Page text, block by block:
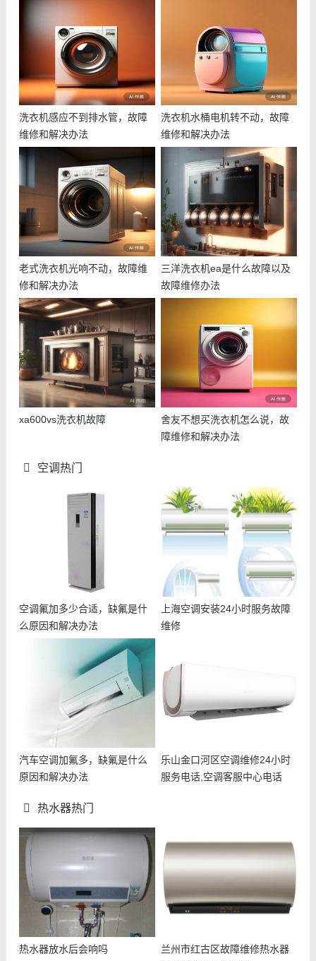
洗衣机感应不到排水管，故障
维修和解决办法
洗衣机水桶电机转不动，故障
维修和解决办法
老式洗衣机光响不动，故障维
修和解决办法
三洋洗衣机ea是什么故障以及
故障维修办法
xa600vs洗衣机故障
舍友不想买洗衣机怎么说，故
障维修和解决办法
空调热门
空调氟加多少合适，缺氟是什
么原因和解决办法
上海空调安装24小时服务故障
维修
汽车空调加氟多，缺氟是什么
原因和解决办法
乐山金口河区空调维修24小时
服务电话,空调客服中心电话
热水器热门
热水器放水后会响吗
兰州市红古区故障维修热水器